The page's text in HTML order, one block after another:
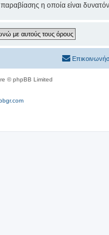
η οποία είναι
© phpBB Limited